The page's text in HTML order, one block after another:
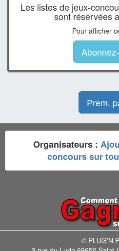
Les listes de jeux-
sont réservées
Pour afficher
Prem.
Organisateurs :
concours sur
© PLUG'N